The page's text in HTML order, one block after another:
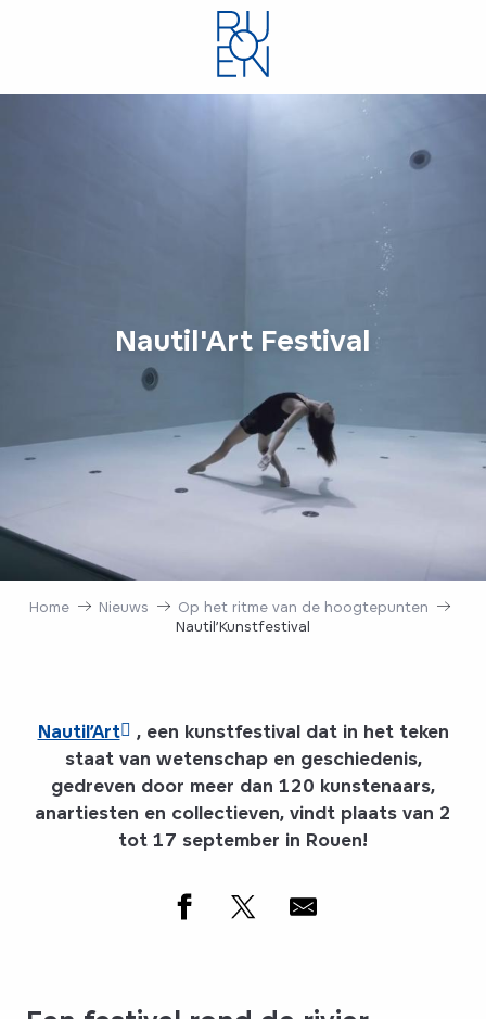
principal
Nautil'Art Festival
Home Nieuws
Op het ritme van de hoogtepunten
Nautil’Kunstfestival
Nautil’Art
, een kunstfestival dat in het teken
staat van wetenschap en geschiedenis,
gedreven door meer dan 120 kunstenaars,
anartiesten en collectieven, vindt plaats van 2
tot 17 september in Rouen!